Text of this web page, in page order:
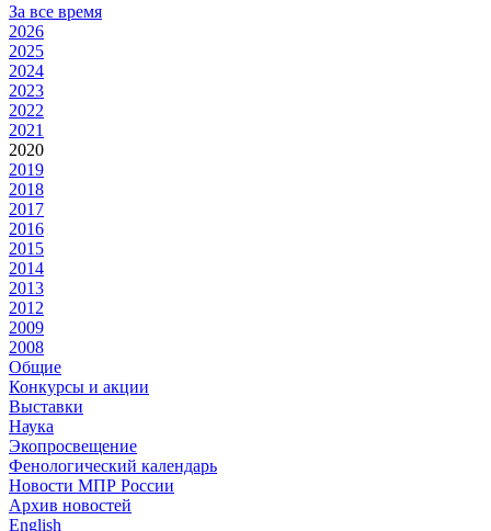
За все время
2026
2025
2024
2023
2022
2021
2020
2019
2018
2017
2016
2015
2014
2013
2012
2009
2008
Общие
Конкурсы и акции
Выставки
Наука
Экопросвещение
Фенологический календарь
Новости МПР России
Архив новостей
English